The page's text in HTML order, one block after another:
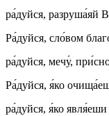
ра́дуйся, разруша́яй
Ра́дуйся, сло́вом
ра́дуйся, мечу́,
Ра́дуйся, я́ко
ра́дуйся, я́ко